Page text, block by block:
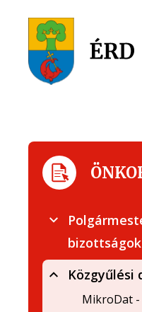
bizottságok
Közgyűlési
MikroDat